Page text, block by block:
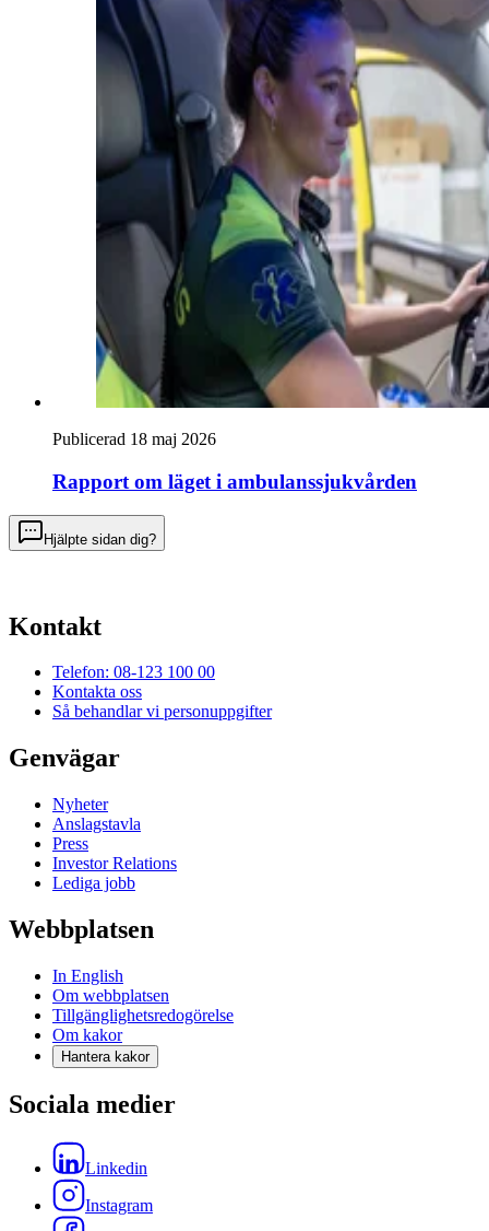
Publicerad 18 maj 2026
Rapport om läget i ambulanssjukvården
Hjälpte sidan dig?
Kontakt
Telefon: 08-123 100 00
Kontakta oss
Så behandlar vi personuppgifter
Genvägar
Nyheter
Anslagstavla
Press
Investor Relations
Lediga jobb
Webbplatsen
In English
Om webbplatsen
Tillgänglighetsredogörelse
Om kakor
Hantera kakor
Sociala medier
Linkedin
Instagram